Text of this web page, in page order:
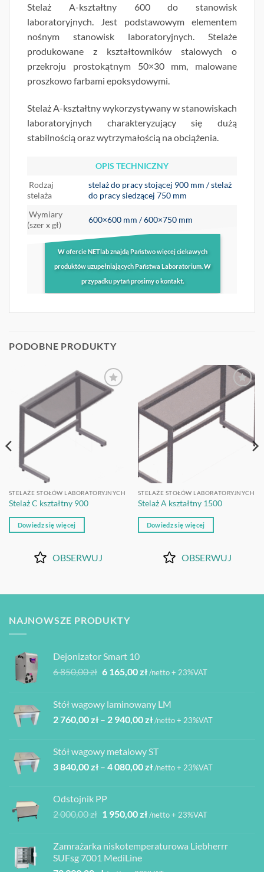
Stelaż A-kształtny 600 do stanowisk
laboratoryjnych. Jest podstawowym elementem
nośnym stanowisk laboratoryjnych. Stelaże
produkowane z kształtowników stalowych o
przekroju prostokątnym 50×30 mm, malowane
proszkowo farbami epoksydowymi.
Stelaż A-kształtny wykorzystywany w stanowiskach
laboratoryjnych charakteryzujący się dużą
stabilnością oraz wytrzymałością na obciążenia.
OPIS TECHNICZNY
Rodzaj
stelaża
stelaż do pracy stojącej 900 mm / stelaż
do pracy siedzącej 750 mm
Wymiary
(szer x gł)
600×600 mm / 600×750 mm
W ofercie NETlab znajdą Państwo więcej ciekawych
produktów uzupełniających Państwa Laboratorium. W
przypadku pytań prosimy o kontakt.
PODOBNE PRODUKTY
OBSERWUJ
STELAŻE STOŁÓW LABORATORYJNYCH
Stelaż C kształtny 900
Dowiedz się więcej
OBSERWUJ
OBSERWUJ
STELAŻE STOŁÓW LABORATORYJNYCH
Stelaż A kształtny 1500
Dowiedz się więcej
OBSERWUJ
NAJNOWSZE PRODUKTY
Dejonizator Smart 10
6 850,00zł Pierwotna
6
850,00 zł.
6 165,00złAktualna
6
165,00 zł.
/netto + 23%VAT
Stół wagowy laminowany LM
2 760,00zł – 2 940,00złZakres
2
760,00 zł
/netto + 23%VAT
Stół wagowy metalowy ST
3 840,00zł – 4 080,00złZakres
840,00 zł
080,00 zł
/netto + 23%VAT
Odstojnik PP
2 000,00zł Pierwotna
2
000,00 zł.
1 950,00złAktualna
1
/netto + 23%VAT
Zamrażarka niskotemperaturowa Liebherrr
SUFsg 7001 MediLine